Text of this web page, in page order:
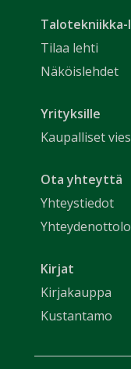
Tilaa lehti
Näköislehdet
Yrityksille
Kaupalliset
Ota yhteyttä
Yhteystiedot
Kirjat
Kirjakauppa
Kustantamo